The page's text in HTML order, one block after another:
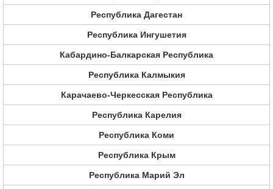
Республика Дагестан
Республика Ингушетия
Кабардино-Балкарская Республика
Республика Калмыкия
Карачаево-Черкесская Республика
Республика Карелия
Республика Коми
Республика Крым
Республика Марий Эл